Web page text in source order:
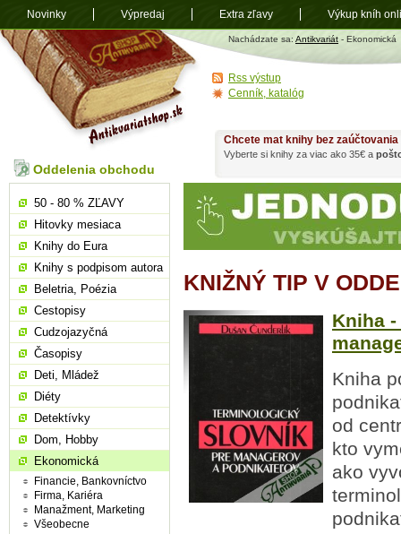
Antikvariát
shop.sk
Nachádzate sa: Antikvariát - Ekonomická
KNIŽNÝ TIP V
Kniha
Kniha
od
kto
ako
Chcete mat knihy bez
Vyberte si knihy za viac ako 35€ a
Oddelenia obchodu
50 - 80 % ZĽAVY
Hitovky mesiaca
Knihy do Eura
Knihy s podpisom autora
Beletria, Poézia
Cestopisy
Cudzojazyčná
Časopisy
Deti, Mládež
Diéty
Detektívky
Dom, Hobby
Ekonomická
Financie, Bankovníctvo
Firma, Kariéra
Manažment, Marketing
Všeobecne
Rss výstup
Cenník, katalóg
Novinky Výpredaj Extra zľavy Výkup kníh